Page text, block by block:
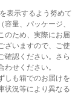
表示するよう努めて
量、パッケージ、
のため、実際にお届
ざいますので、ご使
確認ください。さら
せください。
しも箱でのお届けを
状況等により異なる